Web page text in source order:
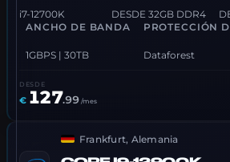
i7-12700K DESDE 32GB DDR4
ANCHO DE BANDA
1GBPS | 30TB
PROTECCIÓN
Dataforest
DESDE
€ 127.99 /mes
Frankfurt, Alemania